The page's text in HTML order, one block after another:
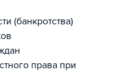
(банкротства)
права при